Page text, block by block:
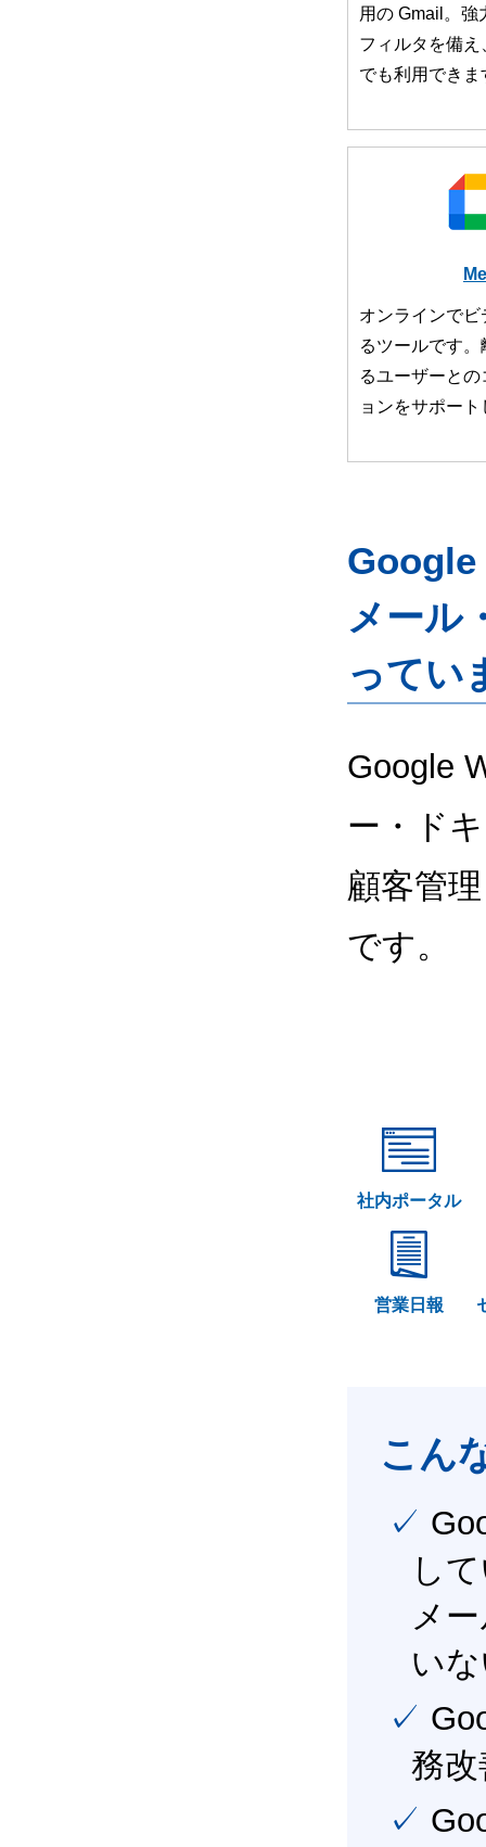
用の Gmail。強
フィルタを備
でも利用できま
オンラインで
るツールです
るユーザーと
ョンをサポー
Google
メール
ってい
Google
ー・ド
顧客管
です。
社内ポータル
営業日報
こん
✓ Google Workspace（旧G Suite） を社内で導入
し
メ
い
✓ Google Workspace（旧G Suite） を活用し、業
務
✓ Google Workspace（旧G Suite） を最大限に活